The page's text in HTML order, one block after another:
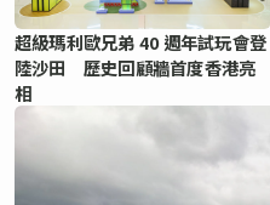
超級瑪利歐兄弟 40 週年試玩會登
陸沙田 歷史回顧牆首度香港亮
相